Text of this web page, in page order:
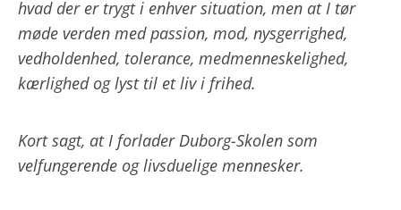
hvad der er trygt i enhver situation, men at I tør
møde verden med passion, mod, nysgerrighed,
vedholdenhed, tolerance, medmenneskelighed,
kærlighed og lyst til et liv i frihed.
Kort sagt, at I forlader Duborg-Skolen som
velfungerende og livsduelige mennesker.